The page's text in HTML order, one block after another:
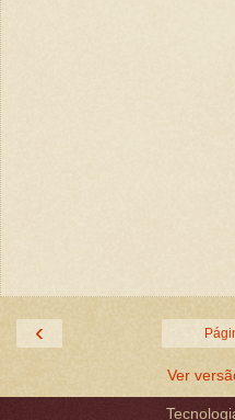
‹
Ver